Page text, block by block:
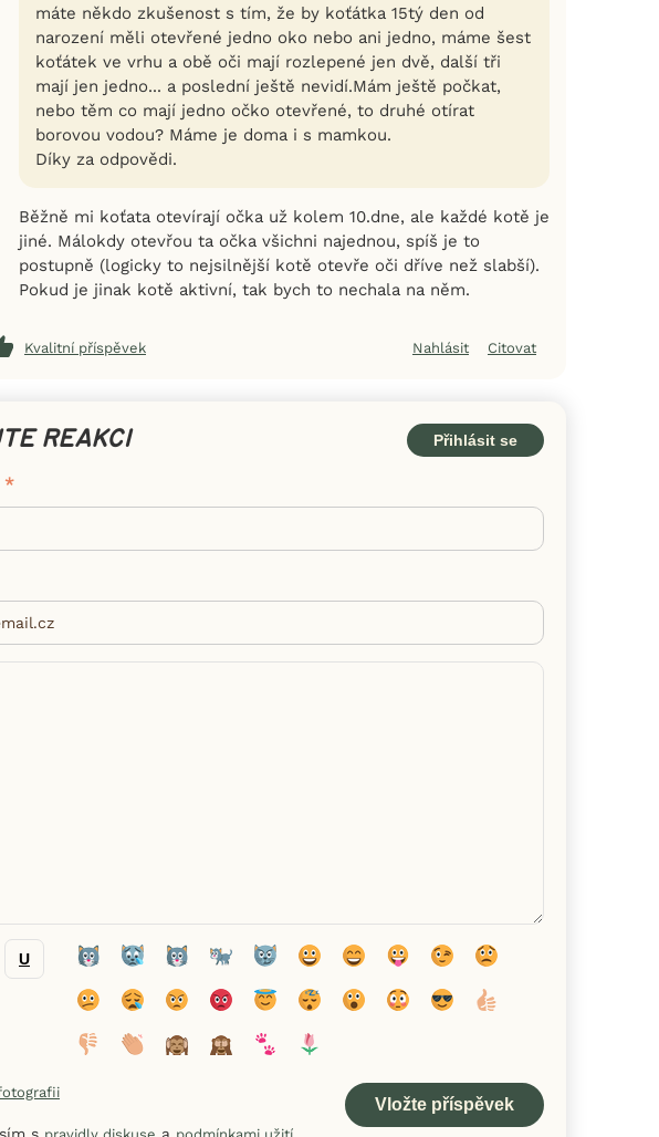
máte někdo zkušenost s tím, že by koťátka 15tý den od
narození měli otevřené jedno oko nebo ani jedno, máme šest
koťátek ve vrhu a obě oči mají rozlepené jen dvě, další tři
mají jen jedno... a poslední ještě nevidí.Mám ještě počkat,
nebo těm co mají jedno očko otevřené, to druhé otírat
borovou vodou? Máme je doma i s mamkou.
Díky za odpovědi.
Běžně mi koťata otevírají očka už kolem 10.dne, ale každé kotě je
jiné. Málokdy otevřou ta očka všichni najednou, spíš je to
postupně (logicky to nejsilnější kotě otevře oči dříve než slabší).
Pokud je jinak kotě aktivní, tak bych to nechala na něm.
Kvalitní příspěvek Nahlásit Citovat
REAKCI Přihlásit se
U
s a